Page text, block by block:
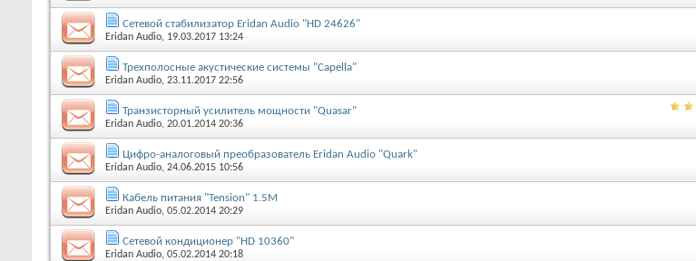
Сетевой стабилизатор Eridan Audio "HD 24626"
Eridan Audio, 19.03.2017 13:24
Трехполосные акустические системы "Capella"
Eridan Audio, 23.11.2017 22:56
Транзисторный усилитель мощности "Quasar"
Eridan Audio, 20.01.2014 20:36
Цифро-аналоговый преобразователь Eridan Audio "Quark"
Eridan Audio, 24.06.2015 10:56
Кабель питания "Tension" 1.5M
Eridan Audio, 05.02.2014 20:29
Сетевой кондиционер "HD 10360"
Eridan Audio, 05.02.2014 20:18